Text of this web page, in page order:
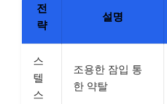
전
략
설명
스
텔
스
조용한 잠입 통
한 약탈